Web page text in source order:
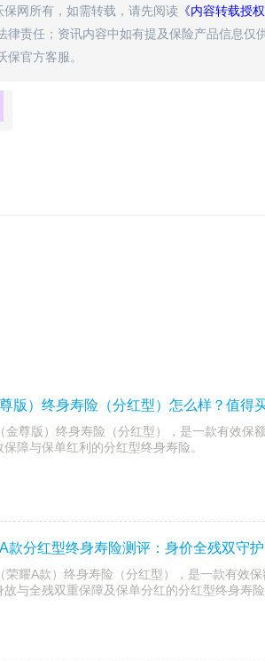
网所有，如需转载，请先阅读《内容转载授权
责任；资讯内容中如有提及保险产品信息仅
官方客服。
版）终身寿险（分红型）怎么样？值得
金尊版）终身寿险（分红型），是一款有效保
障与保单红利的分红型终身寿险。
款分红型终身寿险测评：身价全残双守护
荣耀A款）终身寿险（分红型），是一款有效保
与全残双重保障及保单分红的分红型终身寿险